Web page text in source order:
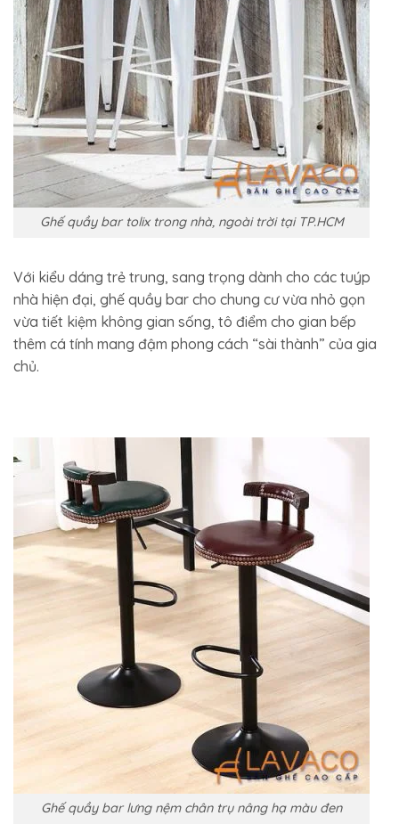
Ghế quầy bar tolix trong nhà, ngoài trời tại TP.HCM
Với kiểu dáng trẻ trung, sang trọng dành cho các tuýp
nhà hiện đại, ghế quầy bar cho chung cư vừa nhỏ gọn
vừa tiết kiệm không gian sống, tô điểm cho gian bếp
thêm cá tính mang đậm phong cách “sài thành” của gia
chủ.
Ghế quầy bar lưng nệm chân trụ nâng hạ màu đen